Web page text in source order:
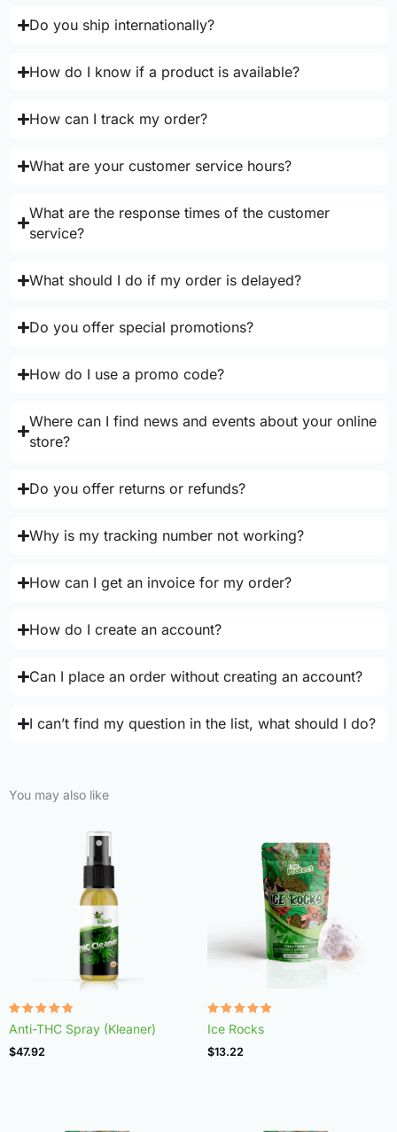
Do you ship internationally?
How do I know if a product is available?
How can I track my order?
What are your customer service hours?
What are the response times of the customer
service?
What should I do if my order is delayed?
Do you offer special promotions?
How do I use a promo code?
Where can I find news and events about your online
store?
Do you offer returns or refunds?
Why is my tracking number not working?
How can I get an invoice for my order?
How do I create an account?
Can I place an order without creating an account?
I can’t find my question in the list, what should I do?
You may also like
Rated
4.75
out of 5
Anti-THC Spray (Kleaner)
$47.92
Rated
4.98
out of 5
Ice Rocks
$13.22